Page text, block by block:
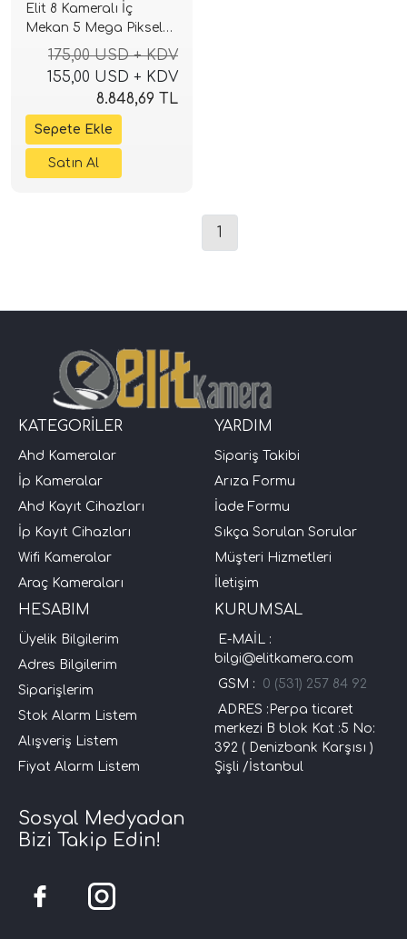
Elit 8 Kameralı İç
Mekan 5 Mega Piksel
Sony Lensli Full Paket
Güvenlik Sistemi
175,00 USD + KDV
155,00 USD + KDV
8.848,69 TL
1
KATEGORİLER
Ahd Kameralar
İp Kameralar
Ahd Kayıt Cihazları
İp Kayıt Cihazları
Wifi Kameralar
Araç Kameraları
YARDIM
Sipariş Takibi
Arıza Formu
İade Formu
Sıkça Sorulan Sorular
Müşteri Hizmetleri
İletişim
HESABIM
Üyelik Bilgilerim
Adres Bilgilerim
Siparişlerim
Stok Alarm Listem
Alışveriş Listem
Fiyat Alarm Listem
KURUMSAL
E-MAİL :
bilgi@elitkamera.com
GSM : 0 (531) 257 84 92
ADRES :Perpa ticaret
merkezi B blok Kat :5 No:
392 ( Denizbank Karşısı )
Şişli /İstanbul
Sosyal Medyadan
Bizi Takip Edin!